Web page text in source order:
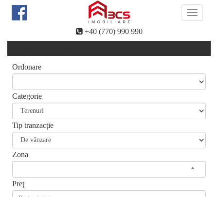
Toggle
+40 (770) 990 990
Ordonare
Categorie
Tip tranzacție
Zona
Preţ